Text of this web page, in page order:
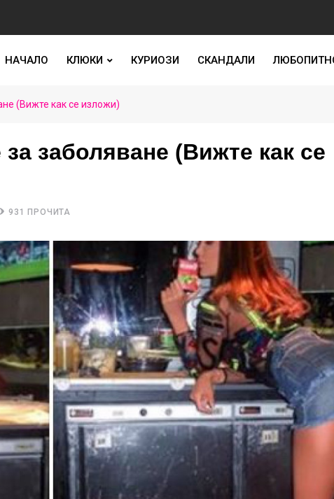
НАЧАЛО КЛЮКИ КУРИОЗИ СКАНДАЛИ
(Вижте как се изложи)
заболяване (Вижте как се
931 ПРОЧИТА